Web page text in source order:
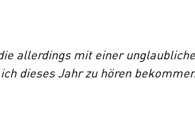
allerdings mit einer
dieses Jahr zu hören